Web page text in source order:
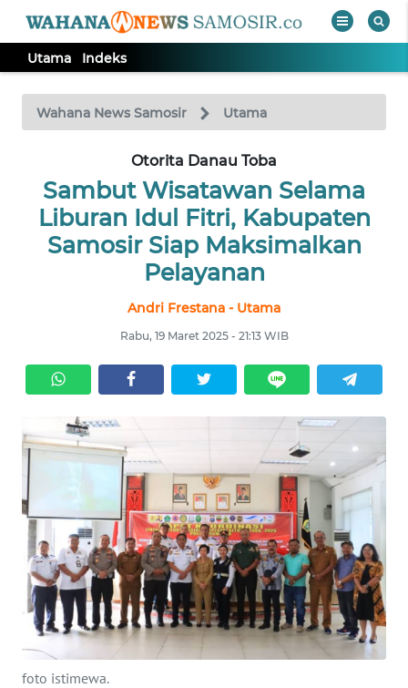
Utama Indeks
Wahana News Samosir Utama
Otorita Danau Toba
Sambut Wisatawan Selama
Liburan Idul Fitri, Kabupaten
Samosir Siap Maksimalkan
Pelayanan
Andri Frestana - Utama
Rabu, 19 Maret 2025 - 21:13 WIB
foto istimewa.
TV
Tutup
Informasi
INDEKS
INFO
TENTANG
KAMI
PEDOMAN
MEDIA
SIBER
REDAKSI
KARIR